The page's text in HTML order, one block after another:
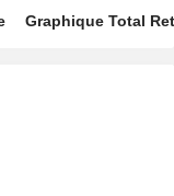
Graphique Total